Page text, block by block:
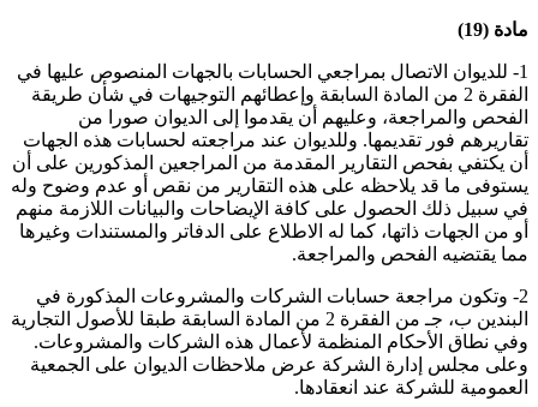
مادة (19)
1- للديوان الاتصال بمراجعي الحسابات بالجهات المنصوص عليها في
الفقرة 2 من المادة السابقة وإعطائهم التوجيهات في شأن طريقة
الفحص والمراجعة، وعليهم أن يقدموا إلى الديوان صورا من
تقاريرهم فور تقديمها. وللديوان عند مراجعته لحسابات هذه الجهات
أن يكتفي بفحص التقارير المقدمة من المراجعين المذكورين على أن
يستوفى ما قد يلاحظه على هذه التقارير من نقص أو عدم وضوح وله
في سبيل ذلك الحصول على كافة الإيضاحات والبيانات اللازمة منهم
أو من الجهات ذاتها، كما له الاطلاع على الدفاتر والمستندات وغيرها
مما يقتضيه الفحص والمراجعة.
2- وتكون مراجعة حسابات الشركات والمشروعات المذكورة في
البندين ب، جـ من الفقرة 2 من المادة السابقة طبقا للأصول التجارية
وفي نطاق الأحكام المنظمة لأعمال هذه الشركات والمشروعات.
وعلى مجلس إدارة الشركة عرض ملاحظات الديوان على الجمعية
العمومية للشركة عند انعقادها.